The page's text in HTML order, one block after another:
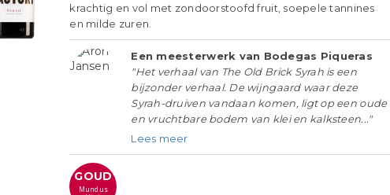
krachtig en vol met zondoorstoofd fruit, soepele tannines
en milde zuren.
Een meesterwerk van Bodegas Piqueras
"Het verhaal van The Old Brick Syrah is een
bijzonder verhaal. De wijngaard waar deze
Syrah-druiven vandaan komen, ligt op een oude
en vruchtbare bodem van klei en kalksteen..."
Lees meer
GOUD
Mundus